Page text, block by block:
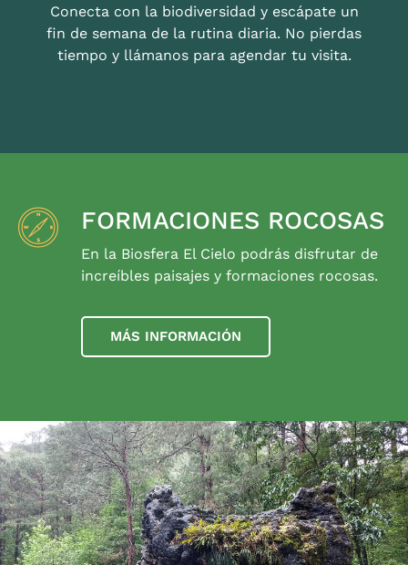
Conecta con la biodiversidad y escápate un
fin de semana de la rutina diaria. No pierdas
tiempo y llámanos para agendar tu visita.
FORMACIONES ROCOSAS
En la Biosfera El Cielo podrás disfrutar de
increíbles paisajes y formaciones rocosas.
MÁS INFORMACIÓN